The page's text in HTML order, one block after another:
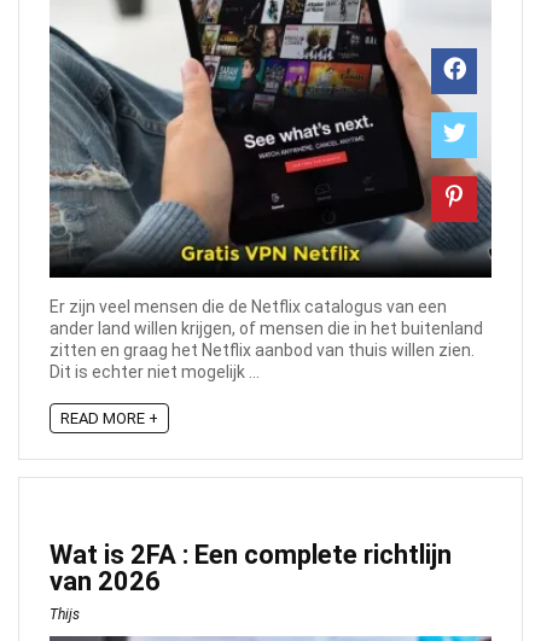
Er zijn veel mensen die de Netflix catalogus van een
ander land willen krijgen, of mensen die in het buitenland
zitten en graag het Netflix aanbod van thuis willen zien.
Dit is echter niet mogelijk ...
READ MORE +
Wat is 2FA : Een complete richtlijn
van 2026
Thijs